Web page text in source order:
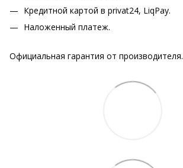
Кредитной картой в privat24, LiqPay.
Наложенный платеж.
Официальная гарантия от производителя.